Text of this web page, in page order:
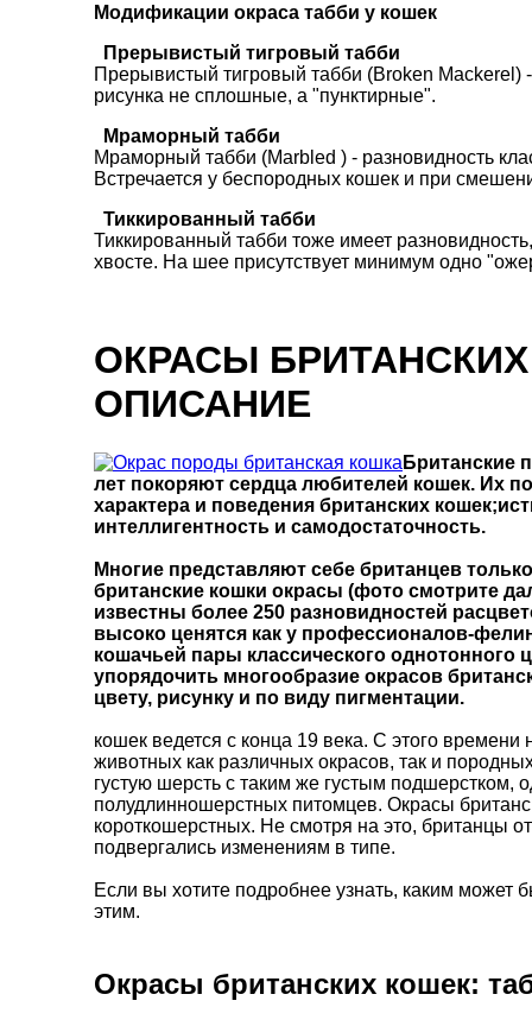
Модификации окраса табби у кошек
Прерывистый тигровый табби
Прерывистый тигровый табби (Broken Mackerel)
рисунка не сплошные, а "пунктирные".
Мраморный табби
Мраморный табби (Marbled ) - разновидность
Встречается у беспородных кошек и при
Тиккированный табби
Тиккированный табби тоже имеет
хвосте. На шее присутствует минимум одно
ОКРАСЫ
ОПИСАНИЕ
Британские
лет покоряют сердца любителей кошек. Их
характера и поведения британских
интеллигентность и самодостаточность.
Многие представляют себе британцев
британские кошки окрасы (фото смотрите
известны более 250 разновидностей
высоко ценятся как у профессионалов-
кошачьей пары классического однотонного
упорядочить многообразие окрасов
цвету, рисунку и по виду пигментации.
кошек ведется с конца 19 века. С этого
животных как различных окрасов, так и
густую шерсть с таким же густым подшерстком,
полудлинношерстных питомцев. Окрасы
короткошерстных. Не смотря на это, британцы
подвергались изменениям в типе.
Если вы хотите подробнее узнать, каким может
этим.
Окрасы британских кошек: